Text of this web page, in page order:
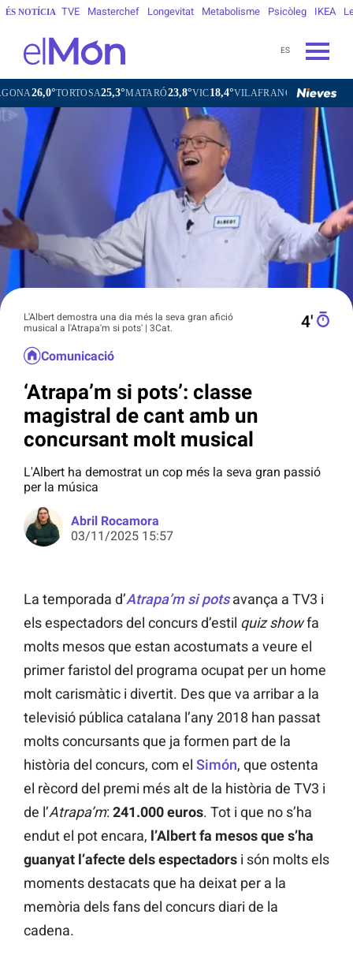
ÉS NOTÍCIA TVE Masterchef Longevitat Metabolisme Psicòleg IKEA
ES
TORTOSA25,3°MATARÓ23,8°VIC18,4°VILAFRANCA DEL PENEDÈS21,9°
L'Albert demostra una dia més la seva gran afició
musical a l'Atrapa'm si pots' | 3Cat.
4′
Comunicació
‘Atrapa’m si pots’: classe
magistral de cant amb un
concursant molt musical
L'Albert ha demostrat un cop més la seva gran passió
per la música
Abril Rocamora
03/11/2025 15:57
La temporada d’Atrapa’m si potsavança a TV3 i
els espectadors del concurs d’estil quiz showfa
molts mesos que estan acostumats a veure el
primer faristol del programa ocupat per un home
molt carismàtic i divertit. Des que va arribar a la
televisió pública catalana l’any 2018 han passat
molts concursants que ja formen part de la
història del concurs, com el Simón, que ostenta
el rècord del premi més alt de la història de TV3 i
de l’Atrapa’m: 241.000 euros. Tot i que no s’ha
endut el pot encara, l’Albert fa mesos que s’ha
guanyat l’afecte dels espectadors i són molts els
moments destacats que ha deixat per a la
memòria dels fans del concurs diari de la
cadena.